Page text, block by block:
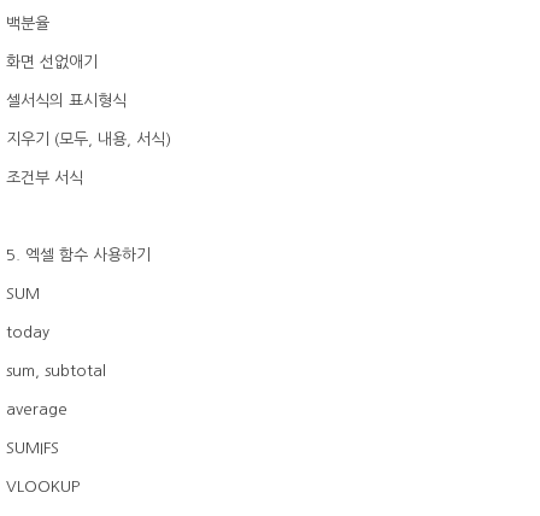
백분율
화면 선없애기
셀서식의 표시형식
지우기 (모두, 내용, 서식)
조건부 서식
5. 엑셀 함수 사용하기
SUM
today
sum, subtotal
average
SUMIFS
VLOOKUP